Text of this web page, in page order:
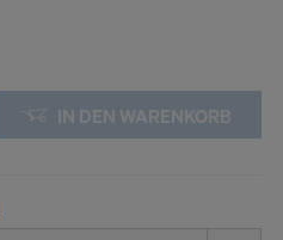
IN DEN WARENKORB